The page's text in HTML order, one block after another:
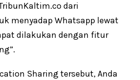
dari
menyadap Whatsapp lewat
dilakukan dengan fitur
Sharing tersebut, Anda